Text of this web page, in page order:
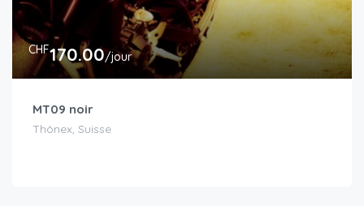
CHF170.00/jour
MT09 noir
Thônex, Suisse